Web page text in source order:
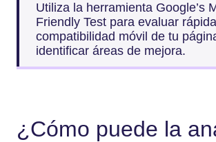
Utiliza la herramienta Google’s
Friendly Test para evaluar
compatibilidad móvil de tu
identificar áreas de mejora.
¿Cómo puede la